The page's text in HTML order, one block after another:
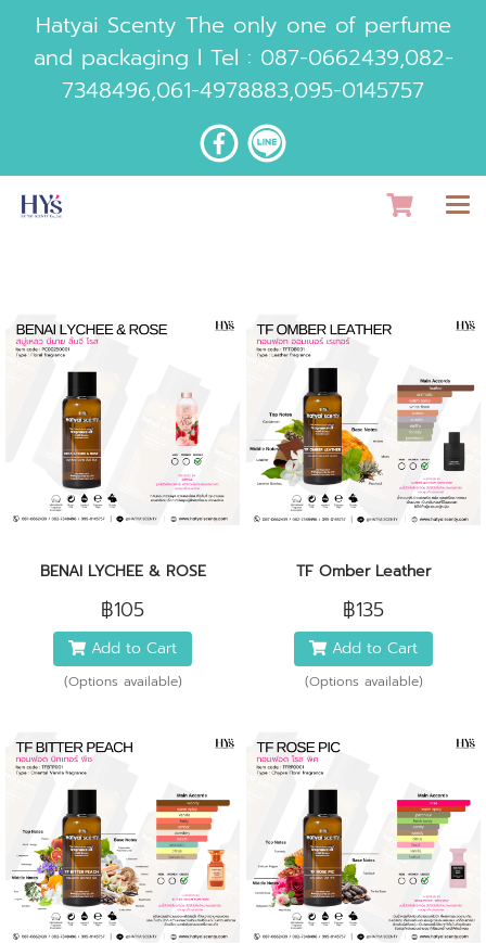
Hatyai Scenty The only one of perfume
and packaging l Tel : 087-0662439,082-
7348496,061-4978883,095-0145757
BENAI LYCHEE & ROSE
฿105
Add to Cart
(Options available)
TF Omber Leather
฿135
Add to Cart
(Options available)